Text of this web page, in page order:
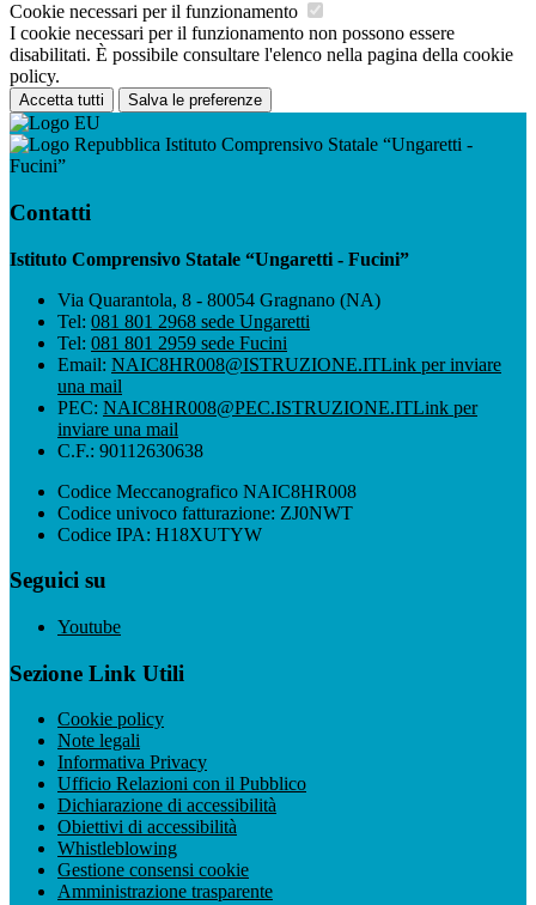
Cookie necessari per il funzionamento
I cookie necessari per il funzionamento non possono essere
disabilitati. È possibile consultare l'elenco nella pagina della cookie
policy.
Accetta tutti Salva le preferenze
Istituto Comprensivo Statale “Ungaretti -
Fucini”
Contatti
Istituto Comprensivo Statale “Ungaretti - Fucini”
Via Quarantola, 8 - 80054 Gragnano (NA)
Tel: 081 801 2968 sede Ungaretti
Tel: 081 801 2959 sede Fucini
Email: NAIC8HR008@ISTRUZIONE.ITLink per inviare
una mail
PEC: NAIC8HR008@PEC.ISTRUZIONE.ITLink per
inviare una mail
C.F.: 90112630638
Codice Meccanografico NAIC8HR008
Codice univoco fatturazione: ZJ0NWT
Codice IPA: H18XUTYW
Seguici su
Youtube
Sezione Link Utili
Cookie policy
Note legali
Informativa Privacy
Ufficio Relazioni con il Pubblico
Dichiarazione di accessibilità
Obiettivi di accessibilità
Whistleblowing
Gestione consensi cookie
Amministrazione trasparente